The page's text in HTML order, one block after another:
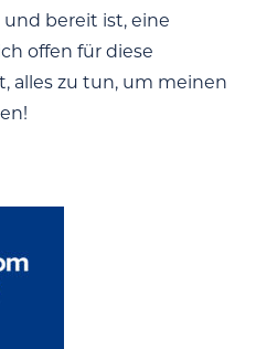
bereit ist, eine
offen für diese
alles zu tun, um meinen